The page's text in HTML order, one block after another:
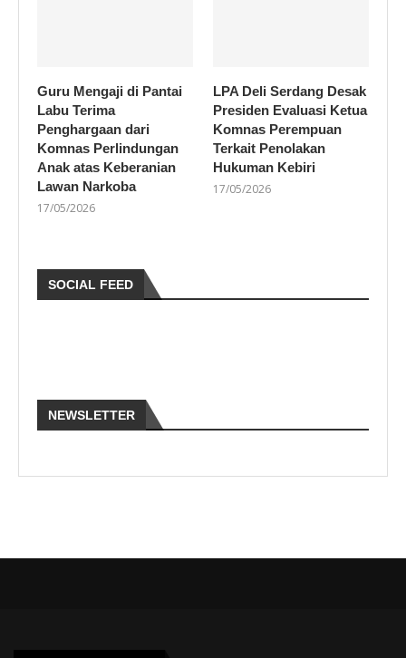
Guru Mengaji di Pantai
Labu Terima
Penghargaan dari
Komnas Perlindungan
Anak atas Keberanian
Lawan Narkoba
17/05/2026
LPA Deli Serdang Desak
Presiden Evaluasi Ketua
Komnas Perempuan
Terkait Penolakan
Hukuman Kebiri
17/05/2026
SOCIAL FEED
NEWSLETTER